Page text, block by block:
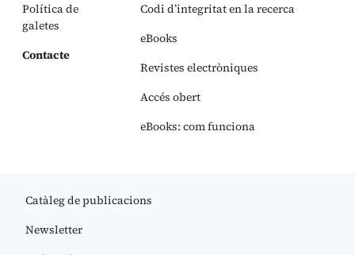
Política de
galetes
Contacte
Codi d’integritat en la recerca
eBooks
Revistes electròniques
Accés obert
eBooks: com funciona
Catàleg de publicacions
Newsletter